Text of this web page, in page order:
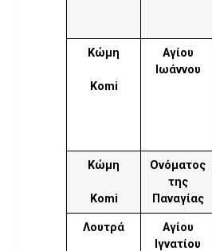
Κώμη
Komi
Αγίου
Ιωάννου
Κώμη
Komi
Ονόματος
της
Παναγίας
Λουτρά
Αγίου
Ιγνατίου